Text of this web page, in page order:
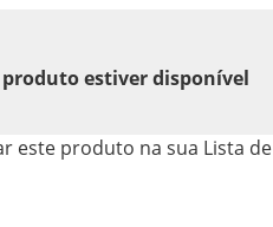
estiver disponível
este produto na sua Lista de